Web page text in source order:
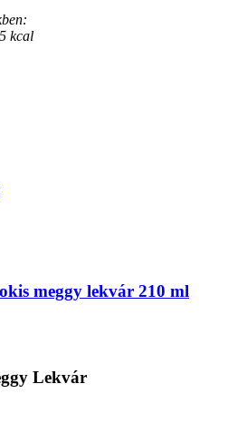
kcal
meggy lekvár 210 ml
Lekvár